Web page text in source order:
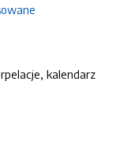
kalendarz